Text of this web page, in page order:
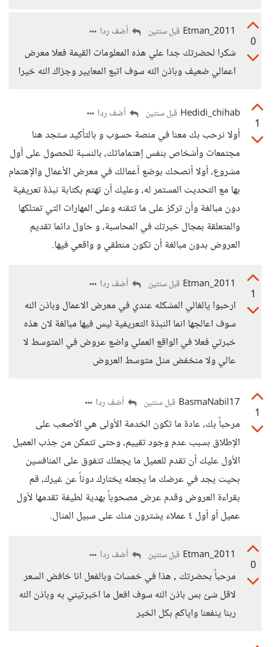
0
Etman_2011 قبل سنتين أضف ردا
شكرا لحضرتك جدا علي هذه المعلومات القيمة فعلا معرض
اعمالي ضعيف وباذن الله سوف اتبع المعايير وجزاك الله خيرا
1
Hedidi_chihab قبل سنتين أضف ردا
أولا نرحب بك معنا في منصة حسوب و بالتأكيد ستجد هنا
مجتمعات وأشخاص بنفس إهتماماتك، بالنسبة للحصول على أول
مشروع، أولا أنصحك بوضع أعمالك في معرض الأعمال والإهتمام
بها مع التحديث المستمر له، وعليك أن تهتم بكتابة نبذة تعريفية
دون مبالغة وأن تركز على ما تتقنه وعلى المهارات التي تمتلكها
والمتعلقة بمجال خبرتك في المحاسبة، و حاول دائما تقديم
العروض بدون مبالغة أن تكون منطقي و واقعي فيها.
1
Etman_2011 قبل سنتين أضف ردا
ارحبوا يالغالي المشكله عندي في معرض الاعمال وباذن الله
سوف اعالجها انما النبذة التعريفية ليس فيها مبالغة لان هذه
خبرتي فعلا في الواقع العملي واضع عروض في المتوسط لا
عالي ولا منخفض مثل متوسط العروض
1
BasmaNabil17 قبل سنتين أضف ردا
مرحباً بك، عادة ما تكون الخدمة الأولى هي الأصعب على
الإطلاق بسبب عدم وجود تقييم، وحتى تتمكن من جذب العميل
الأول عليك أن تقدم للعميل ما يجعلك تتفوق على المنافسين
بحيث يجد في عرضك ما يجعله يختارك دوناً عن غيرك، قم
بقراءة العروض وقدم عرض مصحوباً بهدية لطيفة تقدمها لأول
عميل أو أول ٤ عملاء يشترون منك على سبيل المثال.
0
Etman_2011 قبل سنتين أضف ردا
مرحباً بحضرتك , هذا في خمسات وبالفعل انا خافض السعر
لاقل شئ بس باذن الله سوف افعل ما اخبرتيني به وباذن الله
ربنا ينفعنا واياكم بكل الخير